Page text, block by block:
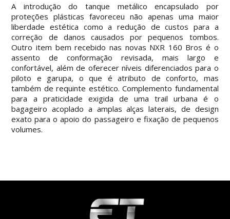
A introdução do tanque metálico encapsulado por
proteções plásticas favoreceu não apenas uma maior
liberdade estética como a redução de custos para a
correção de danos causados por pequenos tombos.
Outro item bem recebido nas novas NXR 160 Bros é o
assento de conformação revisada, mais largo e
confortável, além de oferecer níveis diferenciados para o
piloto e garupa, o que é atributo de conforto, mas
também de requinte estético. Complemento fundamental
para a praticidade exigida de uma trail urbana é o
bagageiro acoplado a amplas alças laterais, de design
exato para o apoio do passageiro e fixação de pequenos
volumes.